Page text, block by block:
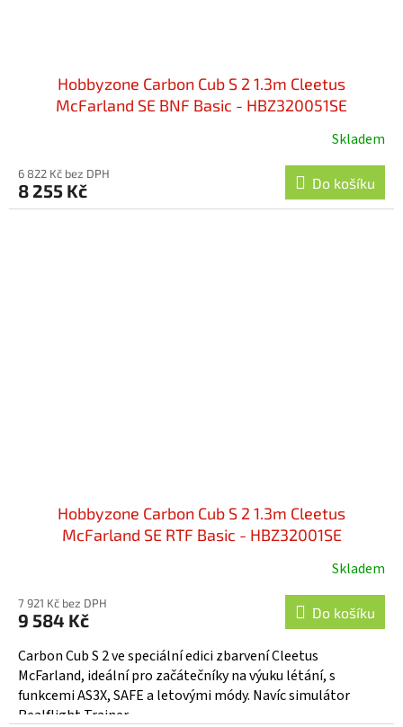
Hobbyzone Carbon Cub S 2 1.3m Cleetus
McFarland SE BNF Basic - HBZ320051SE
Skladem
6 822 Kč bez DPH
8 255 Kč Do košíku
Hobbyzone Carbon Cub S 2 1.3m Cleetus
McFarland SE RTF Basic - HBZ32001SE
Skladem
7 921 Kč bez DPH
9 584 Kč Do košíku
Carbon Cub S 2 ve speciální edici zbarvení Cleetus
McFarland, ideální pro začátečníky na výuku létání, s
funkcemi AS3X, SAFE a letovými módy. Navíc simulátor
Realflight Trainer...